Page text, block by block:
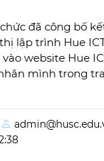
đã công bố
lập trình Hue
website Hue
mình trong